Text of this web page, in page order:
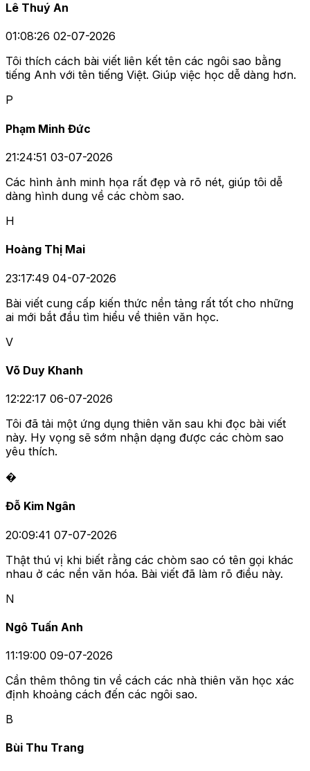
Lê Thuý An
01:08:26 02-07-2026
Tôi thích cách bài viết liên kết tên các ngôi sao bằng
tiếng Anh với tên tiếng Việt. Giúp việc học dễ dàng hơn.
P
Phạm Minh Đức
21:24:51 03-07-2026
Các hình ảnh minh họa rất đẹp và rõ nét, giúp tôi dễ
dàng hình dung về các chòm sao.
H
Hoàng Thị Mai
23:17:49 04-07-2026
Bài viết cung cấp kiến thức nền tảng rất tốt cho những
ai mới bắt đầu tìm hiểu về thiên văn học.
V
Võ Duy Khanh
12:22:17 06-07-2026
Tôi đã tải một ứng dụng thiên văn sau khi đọc bài viết
này. Hy vọng sẽ sớm nhận dạng được các chòm sao
yêu thích.
�
Đỗ Kim Ngân
20:09:41 07-07-2026
Thật thú vị khi biết rằng các chòm sao có tên gọi khác
nhau ở các nền văn hóa. Bài viết đã làm rõ điều này.
N
Ngô Tuấn Anh
11:19:00 09-07-2026
Cần thêm thông tin về cách các nhà thiên văn học xác
định khoảng cách đến các ngôi sao.
B
Bùi Thu Trang